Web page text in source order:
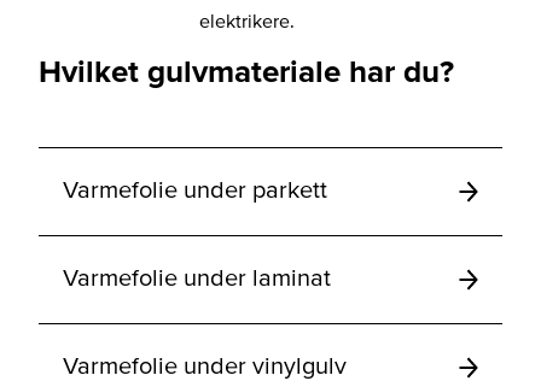
elektrikere.
Hvilket gulvmateriale har du?
Varmefolie under parkett
Varmefolie under laminat
Varmefolie under vinylgulv